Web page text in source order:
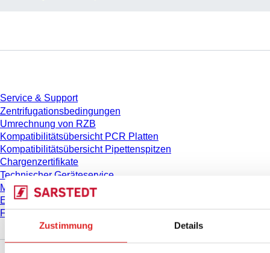
Zustimmung Details
Service & Support
Zentrifugationsbedingungen
Umrechnung von RZB
Kompatibilitätsübersicht PCR Platten
Kompatibilitätsübersicht Pipettenspitzen
Chargenzertifikate
Technischer Geräteservice
Messen & Kongresse
E-Learning
FAQ